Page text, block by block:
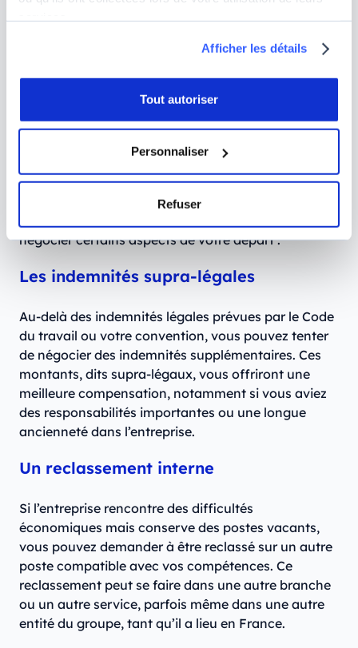
Afficher les détails
Tout autoriser
Personnaliser
Refuser
En vous préparant correctement, vous aurez
justement plus de facilités à garder contenance et à
rester concentré sur vos objectifs lors de cet
entretien.
Ce que vous pouvez négocier lors
de votre entretien préalable
Plus qu’un simple moment d’écoute, votre entretien
préalable vous offre une véritable opportunité pour
négocier certains aspects de votre départ :
Les indemnités supra-légales
Au-delà des indemnités légales prévues par le Code
du travail ou votre convention, vous pouvez tenter
de négocier des indemnités supplémentaires. Ces
montants, dits supra-légaux, vous offriront une
meilleure compensation, notamment si vous aviez
des responsabilités importantes ou une longue
ancienneté dans l’entreprise.
Un reclassement interne
Si l’entreprise rencontre des difficultés
économiques mais conserve des postes vacants,
vous pouvez demander à être reclassé sur un autre
poste compatible avec vos compétences. Ce
reclassement peut se faire dans une autre branche
ou un autre service, parfois même dans une autre
entité du groupe, tant qu’il a lieu en France.